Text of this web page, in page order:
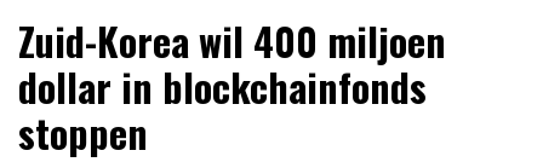
Zuid-Korea wil 400 miljoen
dollar in blockchainfonds
stoppen